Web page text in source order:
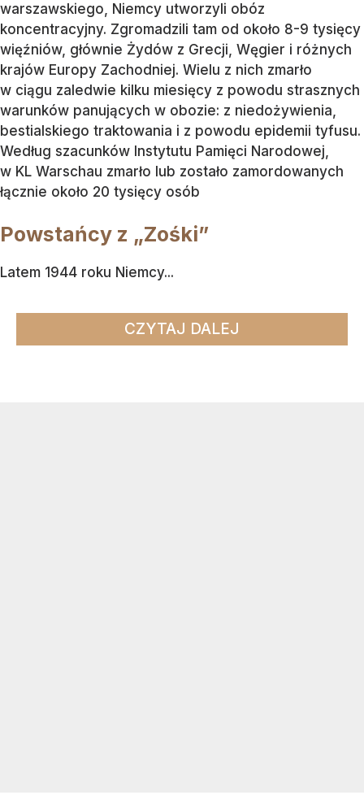
warszawskiego, Niemcy utworzyli obóz
koncentracyjny. Zgromadzili tam od około 8-9 tysięcy
więźniów, głównie Żydów z Grecji, Węgier i różnych
krajów Europy Zachodniej. Wielu z nich zmarło
w ciągu zaledwie kilku miesięcy z powodu strasznych
warunków panujących w obozie: z niedożywienia,
bestialskiego traktowania i z powodu epidemii tyfusu.
Według szacunków Instytutu Pamięci Narodowej,
w KL Warschau zmarło lub zostało zamordowanych
łącznie około 20 tysięcy osób
Powstańcy z „Zośki”
Latem 1944 roku Niemcy...
CZYTAJ DALEJ